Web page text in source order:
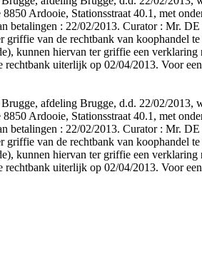
Ardooie, Stationsstraat 40.1, met
betalingen : 22/02/2013. Curator : Mr.
van de rechtbank van koophandel te
kunnen hiervan ter griffie een verklaring
uiterlijk op 02/04/2013. Voor
afdeling Brugge, d.d. 22/02/2013,
Ardooie, Stationsstraat 40.1, met
betalingen : 22/02/2013. Curator : Mr.
van de rechtbank van koophandel te
kunnen hiervan ter griffie een verklaring
uiterlijk op 02/04/2013. Voor